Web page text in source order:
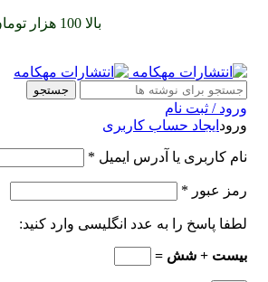
بالا 100 هزار تومان
جستجو
ورود / ثبت نام
ورود ایجاد حساب کاربری
نام کاربری یا آدرس ایمیل *
رمز عبور *
لطفا پاسخ را به عدد انگلیسی وارد کنید:
بیست + شش =